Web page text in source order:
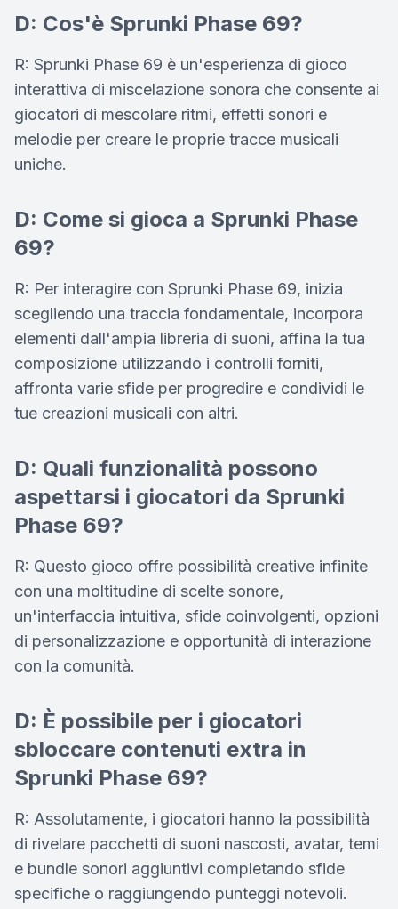
D: Cos'è Sprunki Phase 69?
R: Sprunki Phase 69 è un'esperienza di gioco
interattiva di miscelazione sonora che consente ai
giocatori di mescolare ritmi, effetti sonori e
melodie per creare le proprie tracce musicali
uniche.
D: Come si gioca a Sprunki Phase
69?
R: Per interagire con Sprunki Phase 69, inizia
scegliendo una traccia fondamentale, incorpora
elementi dall'ampia libreria di suoni, affina la tua
composizione utilizzando i controlli forniti,
affronta varie sfide per progredire e condividi le
tue creazioni musicali con altri.
D: Quali funzionalità possono
aspettarsi i giocatori da Sprunki
Phase 69?
R: Questo gioco offre possibilità creative infinite
con una moltitudine di scelte sonore,
un'interfaccia intuitiva, sfide coinvolgenti, opzioni
di personalizzazione e opportunità di interazione
con la comunità.
D: È possibile per i giocatori
sbloccare contenuti extra in
Sprunki Phase 69?
R: Assolutamente, i giocatori hanno la possibilità
di rivelare pacchetti di suoni nascosti, avatar, temi
e bundle sonori aggiuntivi completando sfide
specifiche o raggiungendo punteggi notevoli.